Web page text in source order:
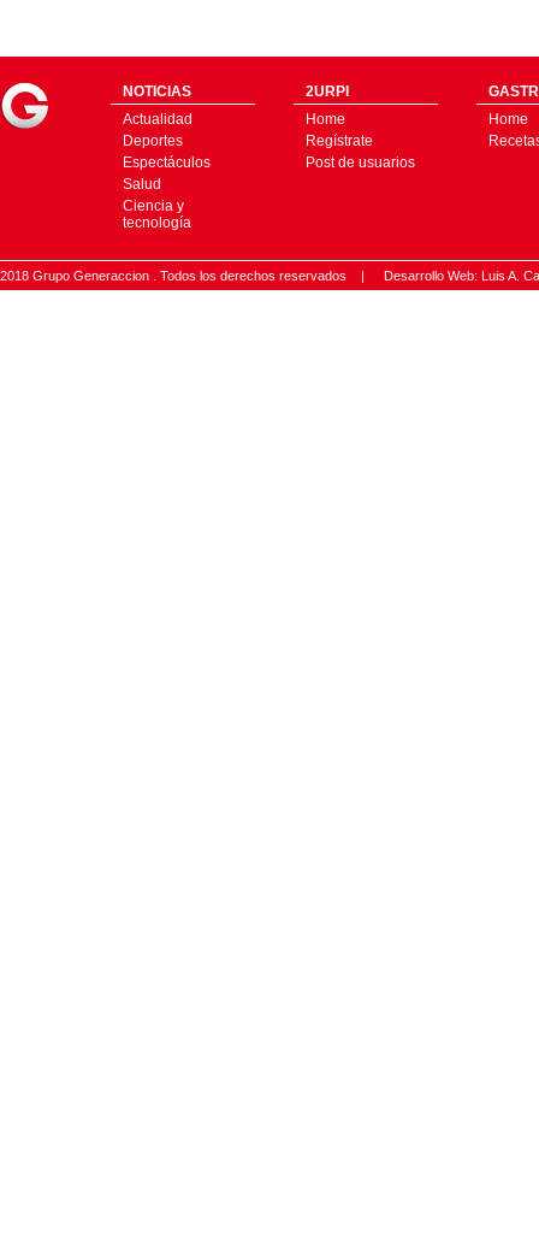
NOTICIAS
Actualidad
Deportes
Espectáculos
Salud
Ciencia y
tecnología
2URPI
Home
Regístrate
Post de usuarios
Home
2018 Grupo Generaccion . Todos los derechos reservados | Desarrollo Web: Luis